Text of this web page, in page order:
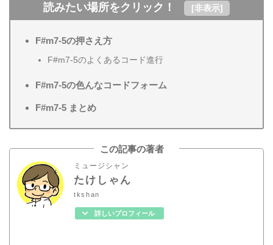
読みたい場所をクリック！ [非表示]
F#m7-5の押さえ方
F#m7-5のよくあるコード進行
F#m7-5の色んなコードフォーム
F#m7-5 まとめ
この記事の著者
ミュージシャン
たけしゃん
tkshan
詳しいプロフィール